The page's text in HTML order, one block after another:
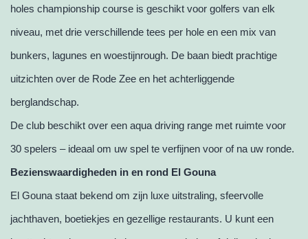
holes championship course is geschikt voor golfers van elk
niveau, met drie verschillende tees per hole en een mix van
bunkers, lagunes en woestijnrough. De baan biedt prachtige
uitzichten over de Rode Zee en het achterliggende
berglandschap.
De club beschikt over een aqua driving range met ruimte voor
30 spelers – ideaal om uw spel te verfijnen voor of na uw ronde.
Bezienswaardigheden in en rond El Gouna
El Gouna staat bekend om zijn luxe uitstraling, sfeervolle
jachthaven, boetiekjes en gezellige restaurants. U kunt een